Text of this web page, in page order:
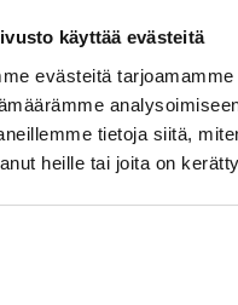
käyttää evästeitä
evästeitä
tietoja siitä,
heille tai joita on